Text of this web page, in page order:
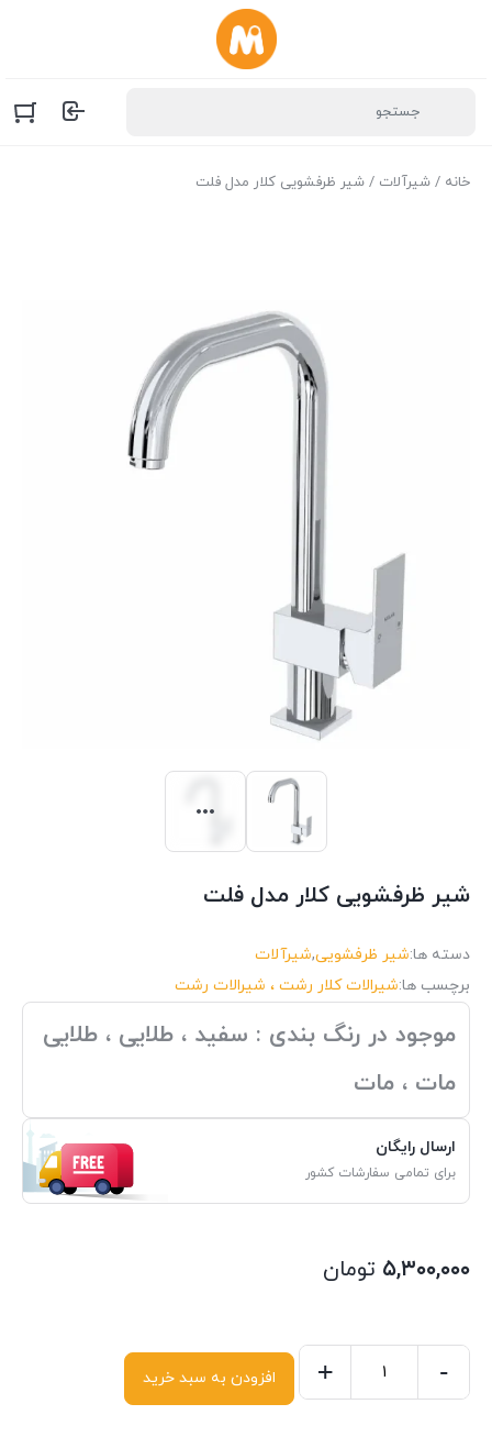
خانه / شیرآلات / شیر ظرفشویی کلار مدل فلت
شیر ظرفشویی کلار مدل فلت
دسته ها:شیر ظرفشویی,شیرآلات
برچسب ها:شیرالات کلار رشت ، شیرالات رشت
موجود در رنگ بندی : سفید ، طلایی ، طلایی
مات ، مات
ارسال رایگان
برای تمامی سفارشات کشور
۵,۳۰۰,۰۰۰ تومان
-
+ افزودن به سبد خرید